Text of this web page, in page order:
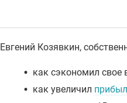
Евгений Козявкин,
• как сэкономил свое
• как увеличил